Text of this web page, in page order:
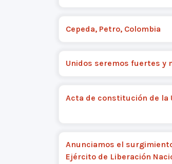
Cepeda, Petro, Colombia
Unidos seremos fuertes y
Acta de constitución de la
Anunciamos el
Ejército de Liberación